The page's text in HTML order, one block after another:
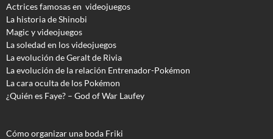
Actrices famosas en videojuegos
La historia de Shinobi
Magic y videojuegos
La soledad en los videojuegos
La evolución de Geralt de Rivia
La evolución de la relación Entrenador-Pokémon
La cara oculta de los Pokémon
¿Quién es Faye? – God of War Laufey
Cómo organizar una boda Friki